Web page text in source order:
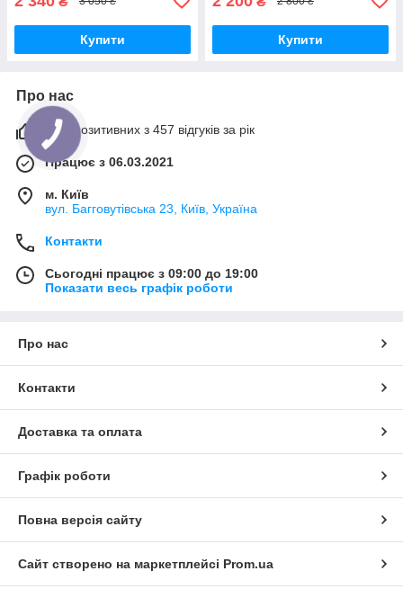
Купити Купити
Про нас
99% позитивних з 457 відгуків за рік
Працює з 06.03.2021
м. Київ
вул. Багговутівська 23, Київ, Україна
Контакти
Сьогодні працює з 09:00 до 19:00
Показати весь графік роботи
Про нас
Контакти
Доставка та оплата
Графік роботи
Повна версія сайту
Сайт створено на маркетплейсі Prom.ua